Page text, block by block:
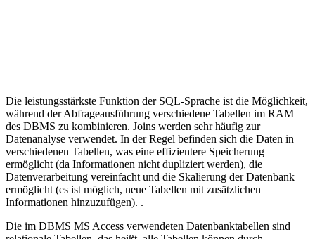
Die leistungsstärkste Funktion der SQL-Sprache ist die Möglichkeit,
während der Abfrageausführung verschiedene Tabellen im RAM
des DBMS zu kombinieren. Joins werden sehr häufig zur
Datenanalyse verwendet. In der Regel befinden sich die Daten in
verschiedenen Tabellen, was eine effizientere Speicherung
ermöglicht (da Informationen nicht dupliziert werden), die
Datenverarbeitung vereinfacht und die Skalierung der Datenbank
ermöglicht (es ist möglich, neue Tabellen mit zusätzlichen
Informationen hinzuzufügen). .
Die im DBMS MS Access verwendeten Datenbanktabellen sind